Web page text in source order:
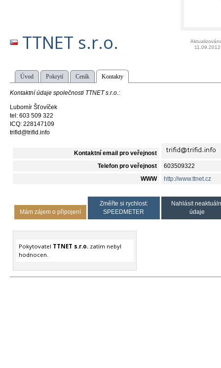
TTNET s.r.o.
11.09.2012
Úvod Pokrytí Ceník Kontakty
Kontaktní údaje společnosti TTNET s.r.o.:
Lubomír Šťovíček
tel: 603 509 322
ICQ: 228147109
trifid@trifid.info
Kontaktní email pro veřejnost
Telefon pro veřejnost 603509322
WWW http://www.ttnet.cz
Mám zájem o připojení
Změřte si rychlost:
SPEEDMETER
Nahlásit
údaje
Pokytovatel TTNET s.r.o.zatím nebyl
hodnocen.